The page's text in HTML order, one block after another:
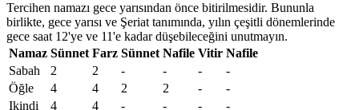
Tercihen namazı gece yarısından önce bitirilmesidir. Bununla
birlikte, gece yarısı ve Şeriat tanımında, yılın çeşitli dönemlerinde
gece saat 12'ye ve 11'e kadar düşebileceğini unutmayın.
Namaz Sünnet Farz Sünnet Nafile Vitir Nafile
Sabah
2 2 - - -
-
Öğle
4 4 2 2 -
-
Ikindi
4 4 - - -
-